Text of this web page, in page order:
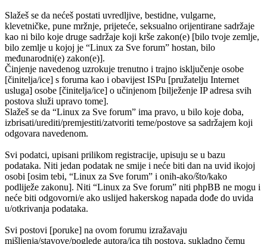
Slažeš se da nećeš postati uvredljive, bestidne, vulgarne,
klevetničke, pune mržnje, prijeteće, seksualno orijentirane sadržaje
kao ni bilo koje druge sadržaje koji krše zakon(e) [bilo tvoje zemlje,
bilo zemlje u kojoj je “Linux za Sve forum” hostan, bilo
međunarodni(e) zakon(e)].
Činjenje navedenog uzrokuje trenutno i trajno isključenje osobe
[činitelja/ice] s foruma kao i obavijest ISPu [pružatelju Internet
usluga] osobe [činitelja/ice] o učinjenom [bilježenje IP adresa svih
postova služi upravo tome].
Slažeš se da “Linux za Sve forum” ima pravo, u bilo koje doba,
izbrisati/urediti/premjestiti/zatvoriti teme/postove sa sadržajem koji
odgovara navedenom.
Svi podatci, upisani prilikom registracije, upisuju se u bazu
podataka. Niti jedan podatak ne smije i neće biti dan na uvid ikojoj
osobi [osim tebi, “Linux za Sve forum” i onih-ako/što/kako
podliježe zakonu]. Niti “Linux za Sve forum” niti phpBB ne mogu i
neće biti odgovorni/e ako uslijed hakerskog napada dođe do uvida
u/otkrivanja podataka.
Svi postovi [poruke] na ovom forumu izražavaju
mišljenja/stavove/poglede autora/ica tih postova, sukladno čemu